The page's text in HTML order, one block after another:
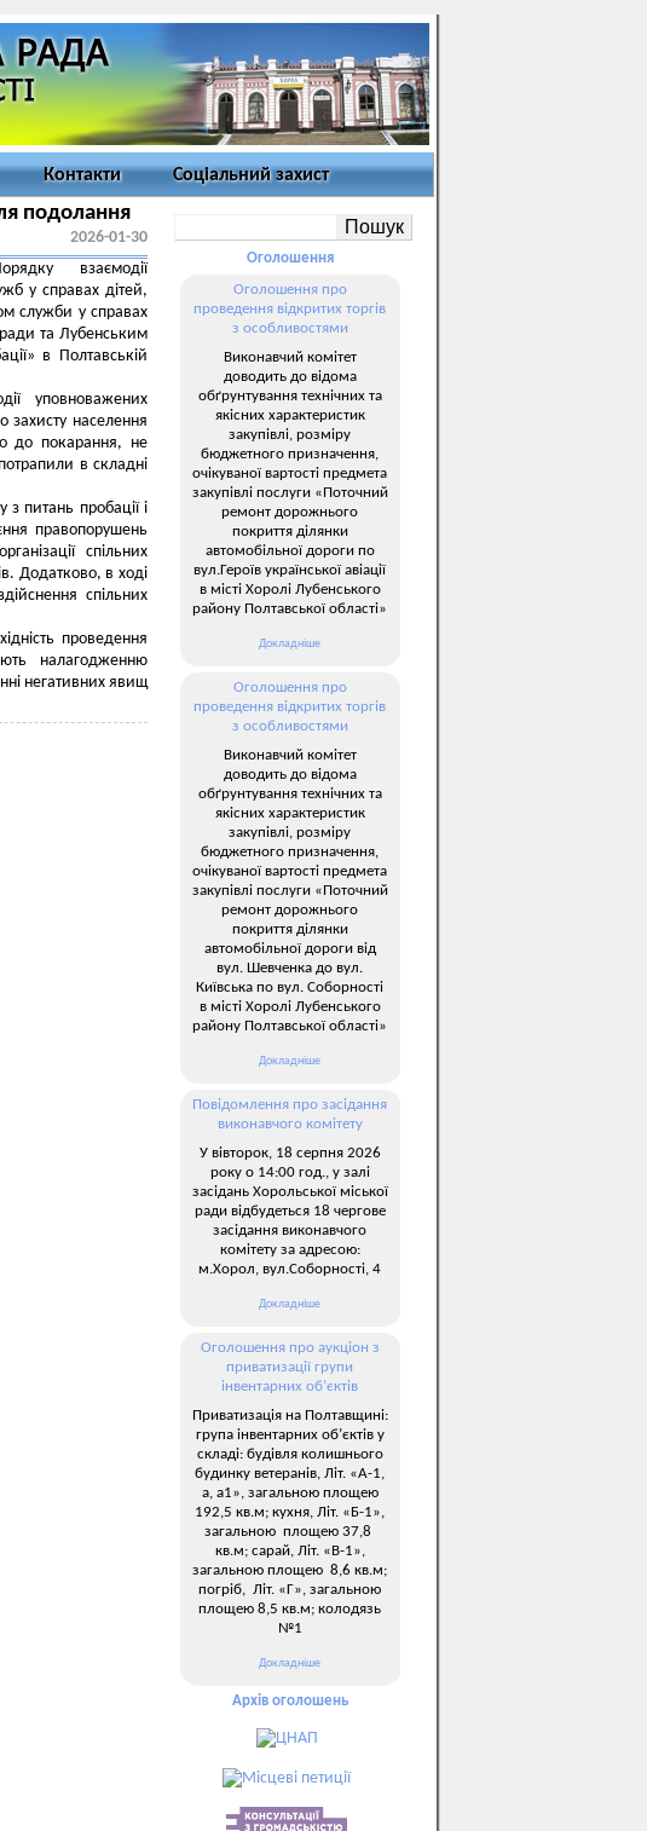
Контакти Соціальний захист
подолання
2026-01-30
взаємодії
у справах дітей,
служби у справах
ради та Лубенським
в Полтавській
уповноважених
захисту населення
до покарання, не
в складні
з питань пробації і
правопорушень
спільних
Додатково, в ході
спільних
проведення
налагодженню
негативних явищ
Оголошення
Оголошення про
проведення відкритих торгів
з особливостями
Виконавчий комітет
доводить до відома
обґрунтування технічних та
якісних характеристик
закупівлі, розміру
бюджетного призначення,
очікуваної вартості предмета
закупівлі послуги «Поточний
ремонт дорожнього
покриття ділянки
автомобільної дороги по
вул.Героїв української авіації
в місті Хоролі Лубенського
району Полтавської області»
Докладніше
Оголошення про
проведення відкритих торгів
з особливостями
Виконавчий комітет
доводить до відома
обґрунтування технічних та
якісних характеристик
закупівлі, розміру
бюджетного призначення,
очікуваної вартості предмета
закупівлі послуги «Поточний
ремонт дорожнього
покриття ділянки
автомобільної дороги від
вул. Шевченка до вул.
Київська по вул. Соборності
в місті Хоролі Лубенського
району Полтавської області»
Докладніше
Повідомлення про засідання
виконавчого комітету
У вівторок, 18 серпня 2026
року о 14:00 год., у залі
засідань Хорольської міської
ради відбудеться 18 чергове
засідання виконавчого
комітету за адресою:
м.Хорол, вул.Соборності, 4
Докладніше
Оголошення про аукціон з
приватизації групи
інвентарних об’єктів
Приватизація на Полтавщині:
група інвентарних об’єктів у
складі: будівля колишнього
будинку ветеранів, Літ. «А-1,
а, а1», загальною площею
192,5 кв.м; кухня, Літ. «Б-1»,
загальною площею 37,8
кв.м; сарай, Літ. «В-1»,
загальною площею 8,6 кв.м;
погріб, Літ. «Г», загальною
площею 8,5 кв.м; колодязь
№1
Докладніше
Архів оголошень